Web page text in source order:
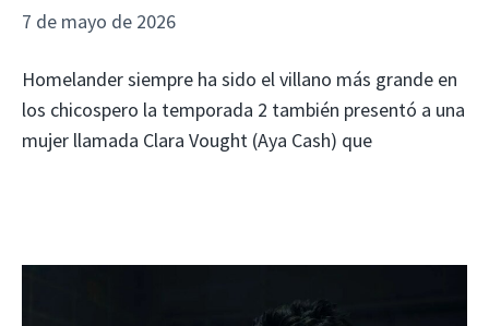
7 de mayo de 2026
Homelander siempre ha sido el villano más grande en
los chicospero la temporada 2 también presentó a una
mujer llamada Clara Vought (Aya Cash) que